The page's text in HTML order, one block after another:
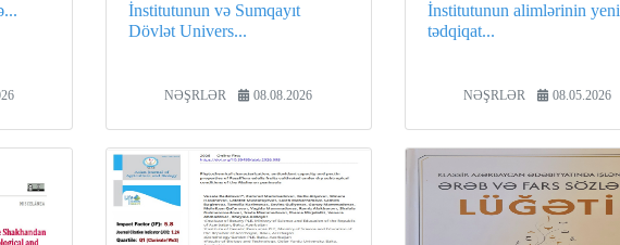
İnstitutunun və Sumqayıt
Dövlət Univers...
NƏŞRLƏR 08.08.2026
İnstitutunun alimlərinin yeni
tədqiqat...
NƏŞRLƏR 08.05.2026